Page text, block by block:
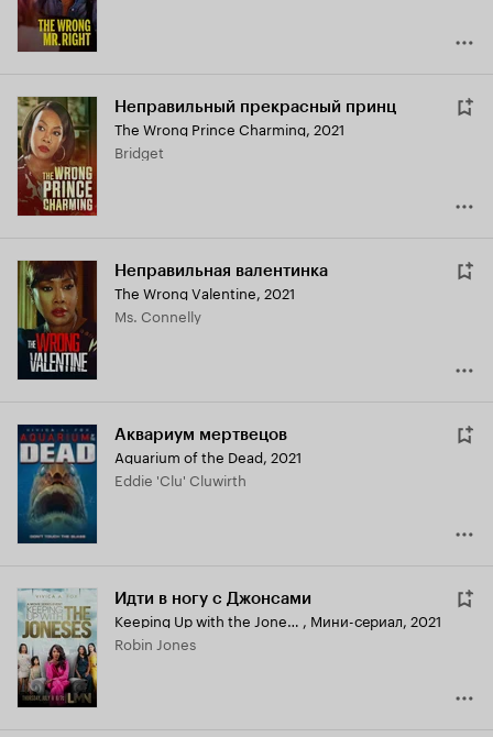
Неправильный прекрасный принц
The Wrong Prince Charming, 2021
Bridget
Неправильная валентинка
The Wrong Valentine, 2021
Ms. Connelly
Аквариум мертвецов
Aquarium of the Dead, 2021
Eddie 'Clu' Cluwirth
Идти в ногу с Джонсами
Keeping Up with the Joneses , Мини-сериал, 2021
Robin Jones